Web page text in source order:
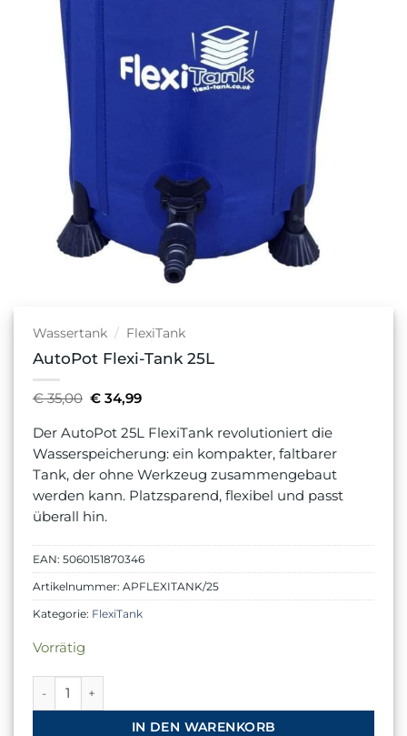
Wassertank / FlexiTank
AutoPot Flexi-Tank 25L
€35,00 Ursprünglicher
Preis
€ 35,00
€ 34,99Aktueller
€ 34,99.
Der AutoPot 25L FlexiTank revolutioniert die
Wasserspeicherung: ein kompakter, faltbarer
Tank, der ohne Werkzeug zusammengebaut
werden kann. Platzsparend, flexibel und passt
überall hin.
EAN: 5060151870346
Artikelnummer: APFLEXITANK/25
Kategorie: FlexiTank
Vorrätig
AutoPot Flexi-Tank 25L Menge
IN DEN WARENKORB